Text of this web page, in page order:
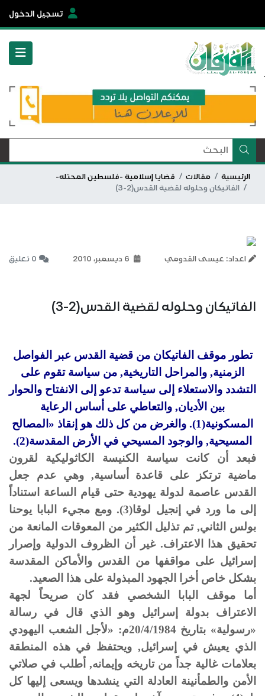
تسجيل الدخول
الرئيسية مقالات
قضايا إسلامية -فلسطين المحتله-
الفاتيكان وحلوله لقضية القدس(2-3)
اعداد: عيسى القدومي 0 تعليق
الفاتيكان وحلوله لقضية القدس(2-3)
تطور موقف الفاتيكان من قضية القدس عبر الفواصل
الزمنية, والمراحل التاريخية, من سياسة تقوم على
التشدد والاستعلاء إلى سياسة تدعو إلى الانفتاح والحوار
بين الأديان, والتعاطي على أساس الرعاية
المسكونية(1). والغرض من كل ذلك هو إنقاذ «المصالح
المسيحية, والوجود المسيحي في الأرض المقدسة(2).
فبعد أن كانت سياسة الكنيسة الكاثوليكية لقرون
ماضية ترتكز على قاعدة أساسية, وهي عدم جعل
القدس عاصمة لدولة يهودية حتى قيام الساعة استناداً
إلى ما ورد في إنجيل لوقا(3). ومع مجيء البابا يوحنا
بولس الثاني, تم تذليل الكثير من المعوقات المانعة من
تحقيق هذا الاعتراف. غير أن الظروف الدولية وإصرار
إسرائيل على مواقفها من القدس والأماكن المقدسة
بشكل خاص أخرا الجهود المبذولة على هذا الصعيد.
أما موقف البابا الشخصي فقد كان صريحاً لجهة
الاعتراف بدولة إسرائيل وهو الذي قال في رسالة
«رسولية» بتاريخ 20/4/1984م: «لأجل الشعب اليهودي
الذي يعيش في إسرائيل, ويحتفظ في هذه المنطقة
بعلامات غالية جداً من تاريخه وإيمانه, أطلب في صلاتي
الأمن والطمأنينة العادلة التي ينشدها ويسعى إليها كل